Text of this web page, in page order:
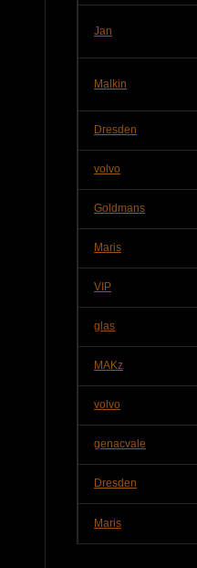
Jan
Malkin
Dresden
volvo
Goldmans
Maris
VIP
glas
MAKz
volvo
genacvale
Dresden
Maris